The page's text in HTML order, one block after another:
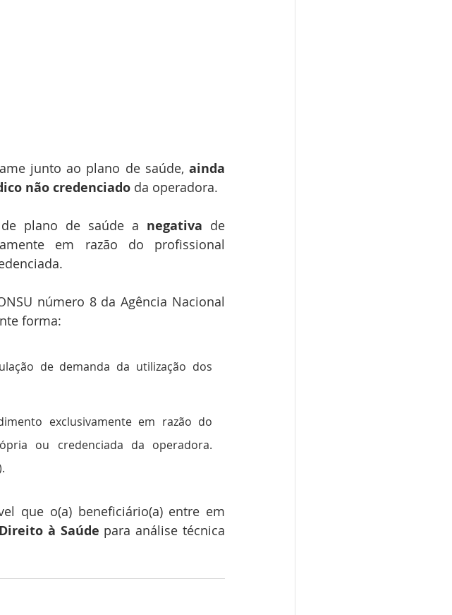
junto ao plano de saúde, ainda
não credenciado da operadora.
plano de saúde a negativa de
em razão do profissional
número 8 da Agência Nacional
forma:
de demanda da utilização dos
exclusivamente em razão do
ou credenciada da operadora.
que o(a) beneficiário(a) entre em
Direito à Saúde para análise técnica